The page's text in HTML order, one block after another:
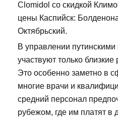
Clomidol со скидкой
цены Каспийск:
Октябрьский.
В управлении
участвуют только
Это особенно заметно в
многие врачи и
средний персонал
рубежом, где им платят в